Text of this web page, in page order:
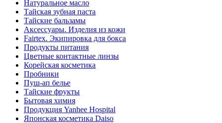
Натуральное масло
Тайская зубная паста
Тайские бальзамы
Аксессуары. Изделия из кожи
Fairtex. Экипировка для бокса
Продукты питания
Цветные контактные линзы
Корейская косметика
Пробники
Пуш-ап белье
Тайские фрукты
Бытовая химия
Продукция Yanhee Hospital
Японская косметика Daiso